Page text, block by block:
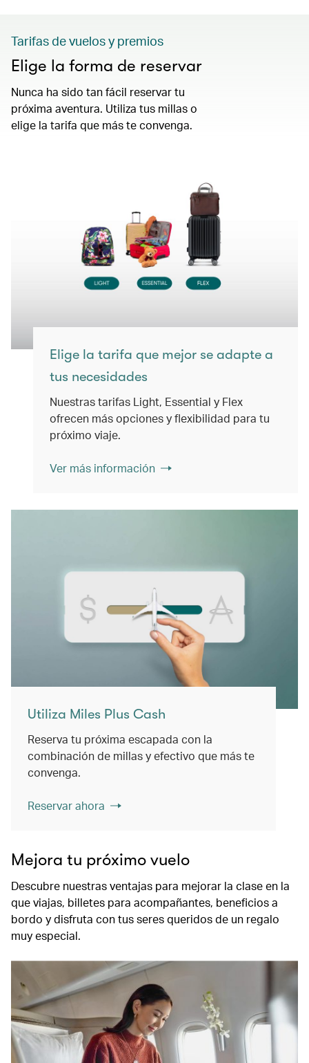
Tarifas de vuelos y premios
Elige la forma de reservar
Nunca ha sido tan fácil reservar tu
próxima aventura. Utiliza tus millas o
elige la tarifa que más te convenga.
Elige la tarifa que mejor se adapte a
tus necesidades
Nuestras tarifas Light, Essential y Flex
ofrecen más opciones y flexibilidad para tu
próximo viaje.
Ver más información
Utiliza Miles Plus Cash
Reserva tu próxima escapada con la
combinación de millas y efectivo que más te
convenga.
Reservar ahora
Mejora tu próximo vuelo
Descubre nuestras ventajas para mejorar la clase en la
que viajas, billetes para acompañantes, beneficios a
bordo y disfruta con tus seres queridos de un regalo
muy especial.